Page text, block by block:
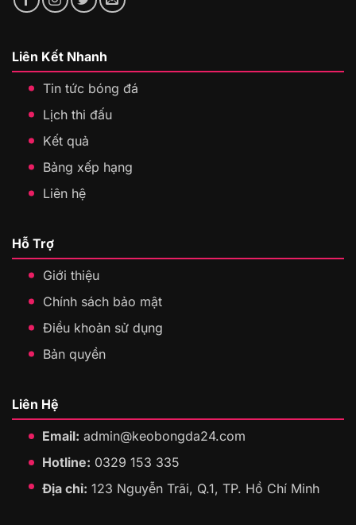
Liên Kết Nhanh
Tin tức bóng đá
Lịch thi đấu
Kết quả
Bảng xếp hạng
Liên hệ
Hỗ Trợ
Giới thiệu
Chính sách bảo mật
Điều khoản sử dụng
Bản quyền
Liên Hệ
Email: admin@keobongda24.com
Hotline: 0329 153 335
Địa chỉ: 123 Nguyễn Trãi, Q.1, TP. Hồ Chí Minh